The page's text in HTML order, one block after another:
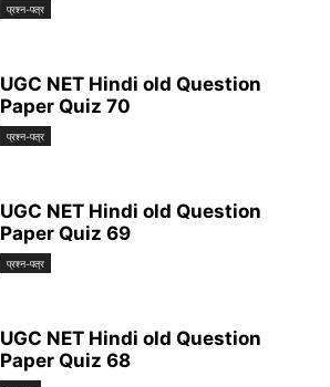
प्रश्न-पत्र
UGC NET Hindi old Question
Paper Quiz 70
प्रश्न-पत्र
UGC NET Hindi old Question
Paper Quiz 69
प्रश्न-पत्र
UGC NET Hindi old Question
Paper Quiz 68